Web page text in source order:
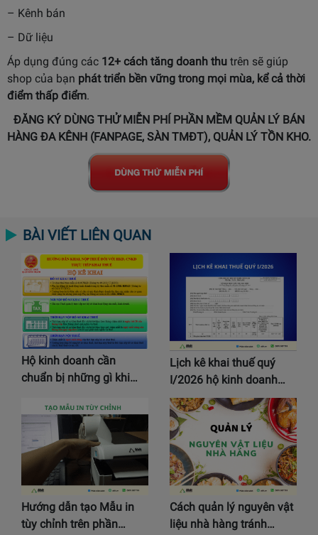
– Kênh bán
– Dữ liệu
Áp dụng đúng các 12+ cách tăng doanh thu trên sẽ giúp
shop của bạn phát triển bền vững trong mọi mùa, kể cả thời
điểm thấp điểm.
ĐĂNG KÝ DÙNG THỬ MIỄN PHÍ PHẦN MỀM QUẢN LÝ BÁN
HÀNG ĐA KÊNH (FANPAGE, SÀN TMĐT), QUẢN LÝ TỒN KHO.
BÀI VIẾT LIÊN QUAN
Hộ kinh doanh cần
chuẩn bị những gì khi…
Lịch kê khai thuế quý
I/2026 hộ kinh doanh…
Hướng dẫn tạo Mẫu in
tùy chỉnh trên phần…
Cách quản lý nguyên vật
liệu nhà hàng tránh…